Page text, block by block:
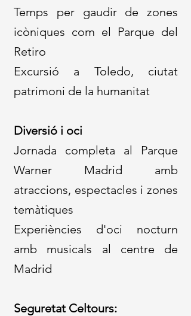
Temps per gaudir de zones
icòniques com el Parque del
Retiro
Excursió a Toledo, ciutat
patrimoni de la humanitat
Diversió i oci
Jornada completa al Parque
Warner Madrid amb
atraccions, espectacles i zones
temàtiques
Experiències d'oci nocturn
amb musicals al centre de
Madrid
Seguretat Celtours: